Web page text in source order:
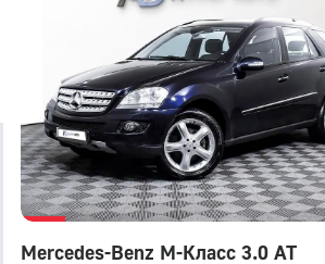
Mercedes-Benz M-Класс 3.0 AT